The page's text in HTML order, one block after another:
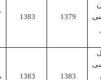
1379
مجری